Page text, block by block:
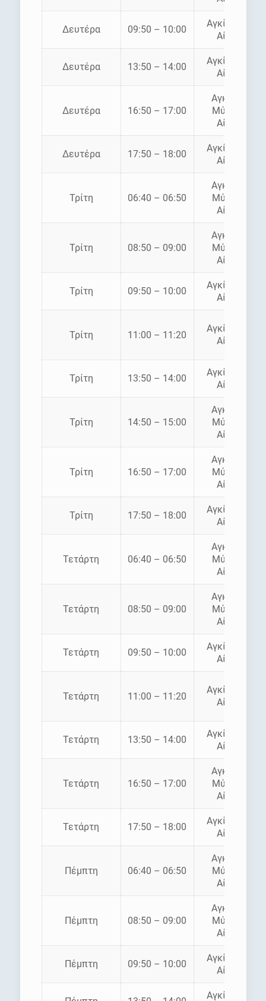
Δευτέρα 09:50 – 10:00
Αγκίστρι –
Αίγινα
Δευτέρα 13:50 – 14:00
Αγκίστρι –
Αίγινα
Δευτέρα 16:50 – 17:00
Αγκίστρι
Μύλοι –
Αίγινα
Δευτέρα 17:50 – 18:00
Αγκίστρι –
Αίγινα
Τρίτη 06:40 – 06:50
Αγκίστρι
Μύλοι –
Αίγινα
Τρίτη 08:50 – 09:00
Αγκίστρι
Μύλοι –
Αίγινα
Τρίτη 09:50 – 10:00
Αγκίστρι –
Αίγινα
Τρίτη 11:00 – 11:20
Αγκίστρι –
Αίγινα
Τρίτη 13:50 – 14:00
Αγκίστρι –
Αίγινα
Τρίτη 14:50 – 15:00
Αγκίστρι
Μύλοι –
Αίγινα
Τρίτη 16:50 – 17:00
Αγκίστρι
Μύλοι –
Αίγινα
Τρίτη 17:50 – 18:00
Αγκίστρι –
Αίγινα
Τετάρτη 06:40 – 06:50
Αγκίστρι
Μύλοι –
Αίγινα
Τετάρτη 08:50 – 09:00
Αγκίστρι
Μύλοι –
Αίγινα
Τετάρτη 09:50 – 10:00
Αγκίστρι –
Αίγινα
Τετάρτη 11:00 – 11:20
Αγκίστρι –
Αίγινα
Τετάρτη 13:50 – 14:00
Αγκίστρι –
Αίγινα
Τετάρτη 16:50 – 17:00
Αγκίστρι
Μύλοι –
Αίγινα
Τετάρτη 17:50 – 18:00
Αγκίστρι –
Αίγινα
Πέμπτη 06:40 – 06:50
Αγκίστρι
Μύλοι –
Αίγινα
Πέμπτη 08:50 – 09:00
Αγκίστρι
Μύλοι –
Αίγινα
Πέμπτη 09:50 – 10:00
Αγκίστρι –
Αίγινα
Αγκίστρι –